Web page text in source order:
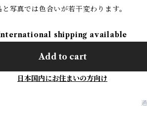
写真では色合いが若干変わります。
shipping available
Add to cart
日本国内にお住まいの方向け